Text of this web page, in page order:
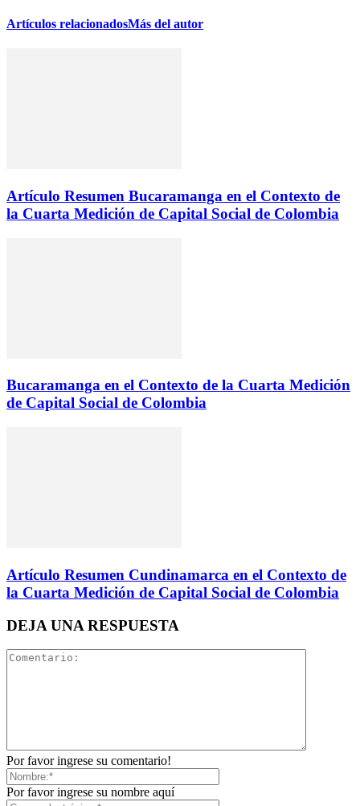
Artículos relacionadosMás del autor
Artículo Resumen Bucaramanga en el Contexto de
la Cuarta Medición de Capital Social de Colombia
Bucaramanga en el Contexto de la Cuarta Medición
de Capital Social de Colombia
Artículo Resumen Cundinamarca en el Contexto de
la Cuarta Medición de Capital Social de Colombia
DEJA UNA RESPUESTA
Por favor ingrese su comentario!
Por favor ingrese su nombre aquí